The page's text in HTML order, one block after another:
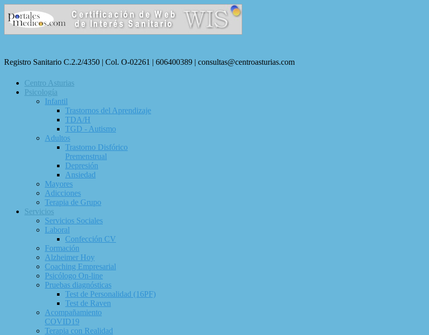
Registro Sanitario C.2.2/4350 | Col. O-02261 | 606400389 | consultas@centroasturias.com
Centro Asturias
Psicología
Infantil
Trastornos del Aprendizaje
TDA/H
TGD - Autismo
Adultos
Trastorno Disfórico
Premenstrual
Depresión
Ansiedad
Mayores
Adicciones
Terapia de Grupo
Servicios
Servicios Sociales
Laboral
Confección CV
Formación
Alzheimer Hoy
Coaching Empresarial
Psicólogo On-line
Pruebas diagnósticas
Test de Personalidad (16PF)
Test de Raven
Acompañamiento
COVID19
Terapia con Realidad